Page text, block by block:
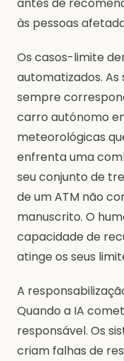
às pessoas
Os casos-limite
automatizados.
sempre
carro autónomo
meteorológicas
enfrenta uma
seu conjunto de
de um ATM não
manuscrito. O
capacidade de
atinge os seus
A
Quando a IA
responsável. Os
criam falhas de